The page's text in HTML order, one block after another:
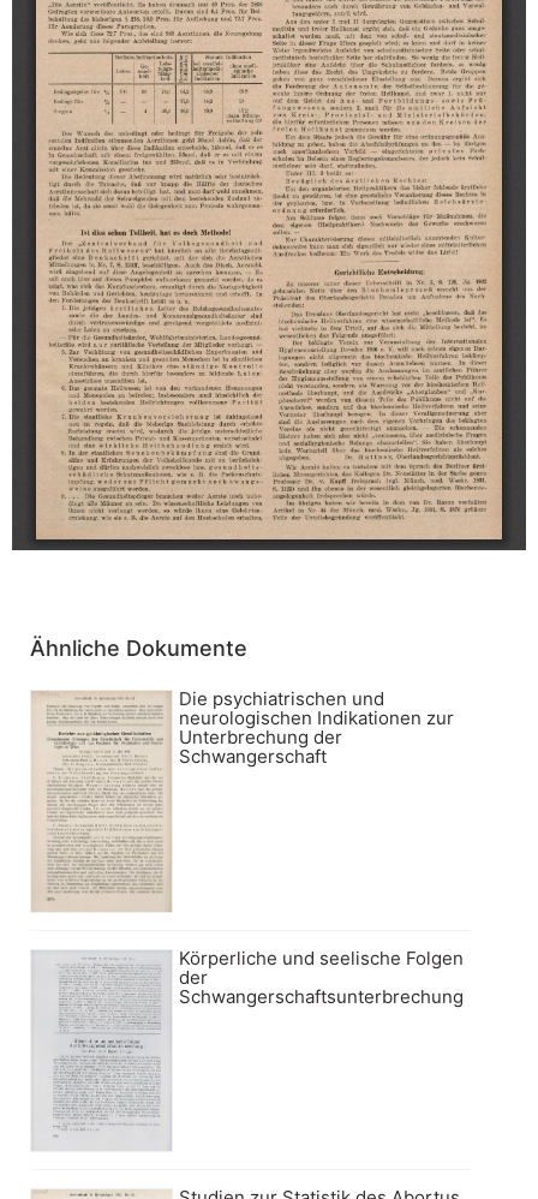
Ähnliche Dokumente
Die psychiatrischen und
neurologischen Indikationen zur
Unterbrechung der
Schwangerschaft
Körperliche und seelische Folgen
der
Schwangerschaftsunterbrechung